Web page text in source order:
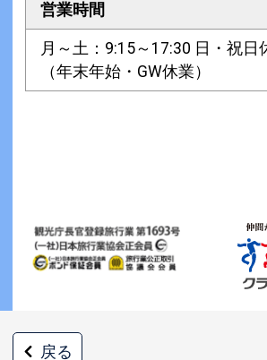
営業時間
月～土：9:15～17:30 日・祝日
（年末年始・GW休業）
戻る